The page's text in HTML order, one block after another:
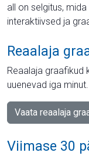
all on selgitus,
interaktiivsed ja
Reaalaja
Reaalaja graafikud
uuenevad iga minut.
Vaata reaalaja
Viimase 30